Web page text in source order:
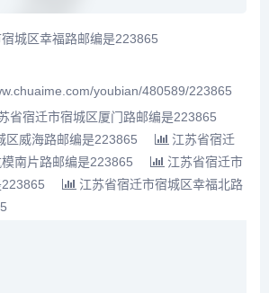
城区幸福路邮编是223865
youbian/480589/223865
省宿迁市宿城区厦门路邮编是223865
区威海路邮编是223865
江苏省宿迁
南片路邮编是223865
江苏省宿迁市
江苏省宿迁市宿城区幸福北路